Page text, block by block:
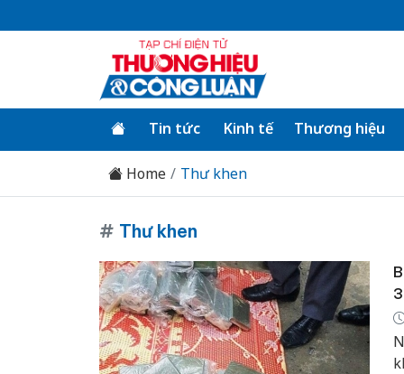
Tin tức Kinh tế Thương hiệu
Home Thư khen
# Thư khen